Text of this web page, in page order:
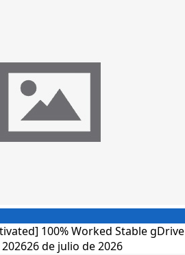
100% Worked Stable gDrive
26 de julio de 2026